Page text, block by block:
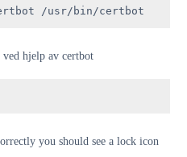
/usr/bin/certbot
hjelp av certbot
you should see a lock icon